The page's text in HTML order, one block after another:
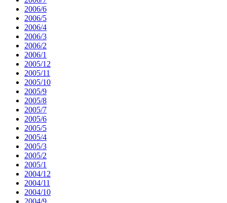
2006/6
2006/5
2006/4
2006/3
2006/2
2006/1
2005/12
2005/11
2005/10
2005/9
2005/8
2005/7
2005/6
2005/5
2005/4
2005/3
2005/2
2005/1
2004/12
2004/11
2004/10
2004/9